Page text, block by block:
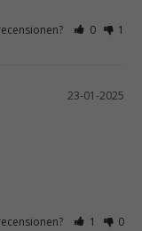
0 1
23-01-2025
1 0